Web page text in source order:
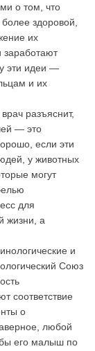
о том, что
здоровой,
их
эти идеи —
и их
разъяснит,
— это
если эти
у животных
могут
для
жизни, а
и
Союз
соответствие
о
любой
его малыш по